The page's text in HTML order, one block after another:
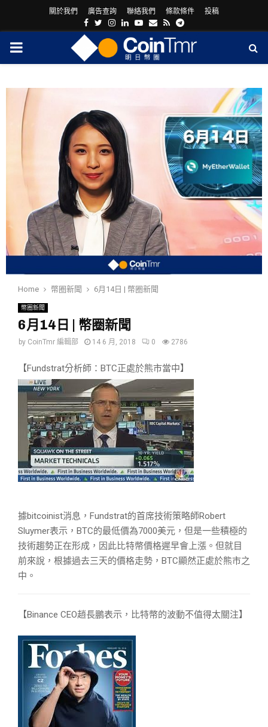
關於我們 廣告查詢 聯絡我們 條款條件 投稿
Facebook
Twitter
Instagram
LinkedinYoutube
Email
RssTelegram
PRIMARY
Home 幣圈新聞 6月14日 | 幣圈新聞
幣圈新聞
6月14日 | 幣圈新聞
by CoinTmr 編輯部 14 6 月, 2018 0 2786
【Fundstrat分析師：BTC正處於熊市當中】
據bitcoinist消息，Fundstrat的首席技術策略師Robert
Sluymer表示，BTC的最低價為7000美元，但是一些積極的
技術趨勢正在形成，因此比特幣價格遲早會上漲。但就目
前來說，根據過去三天的價格走勢，BTC顯然正處於熊市之
中。
【Binance CEO趙長鵬表示，比特幣的波動不值得太關注】